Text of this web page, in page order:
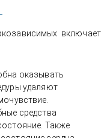
включает
оказывать
удаляют
средства
Также